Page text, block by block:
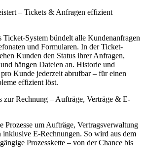
– Tickets & Anfragen effizient
Ticket-System bündelt alle Kundenanfragen
und Formularen. In der Ticket-
Kunden den Status ihrer Anfragen,
hängen Dateien an. Historie und
Kunde jederzeit abrufbar – für einen
effizient löst.
zur Rechnung – Aufträge, Verträge & E-
Prozesse um Aufträge, Vertragsverwaltung
inklusive E-Rechnungen. So wird aus dem
Prozesskette – von der Chance bis